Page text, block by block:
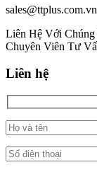
sales@ttplus.com.vn
Liên Hệ Với
Chuyên Viên Tư
Liên hệ